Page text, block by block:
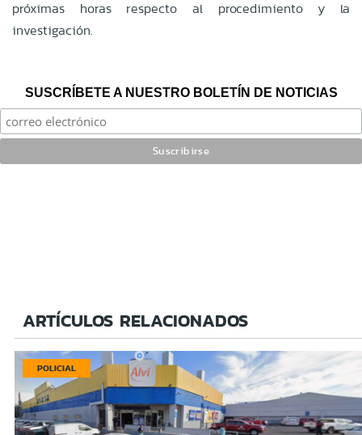
próximas horas respecto al procedimiento y la
investigación.
SUSCRÍBETE A NUESTRO BOLETÍN DE NOTICIAS
ARTÍCULOS RELACIONADOS
POLICIAL